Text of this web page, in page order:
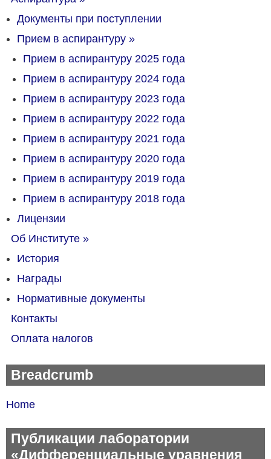
Документы при поступлении
Прием в аспирантуру »
Прием в аспирантуру 2025 года
Прием в аспирантуру 2024 года
Прием в аспирантуру 2023 года
Прием в аспирантуру 2022 года
Прием в аспирантуру 2021 года
Прием в аспирантуру 2020 года
Прием в аспирантуру 2019 года
Прием в аспирантуру 2018 года
Лицензии
Об Институте »
История
Награды
Нормативные документы
Контакты
Оплата налогов
Breadcrumb
Home
Публикации лаборатории
«Дифференциальные уравнения